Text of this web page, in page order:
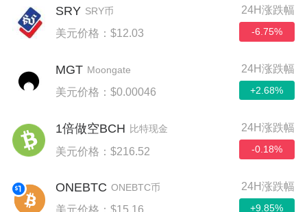
SRY SRY币
美元价格：$12.03
24H涨跌幅
-6.75%
MGT Moongate
美元价格：$0.00046
24H涨跌幅
+2.68%
1倍做空BCH 比特现金
美元价格：$216.52
24H涨跌幅
-0.18%
ONEBTC ONEBTC币
美元价格：$15.16
24H涨跌幅
+9.85%